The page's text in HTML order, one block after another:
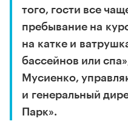
того, гости все
пребывание на
на катке и
бассейнов или
Мусиенко,
и генеральный
Парк».